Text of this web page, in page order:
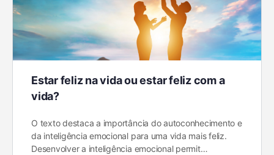
Estar feliz na vida ou estar feliz com a
vida?
O texto destaca a importância do autoconhecimento e
da inteligência emocional para uma vida mais feliz.
Desenvolver a inteligência emocional permit…